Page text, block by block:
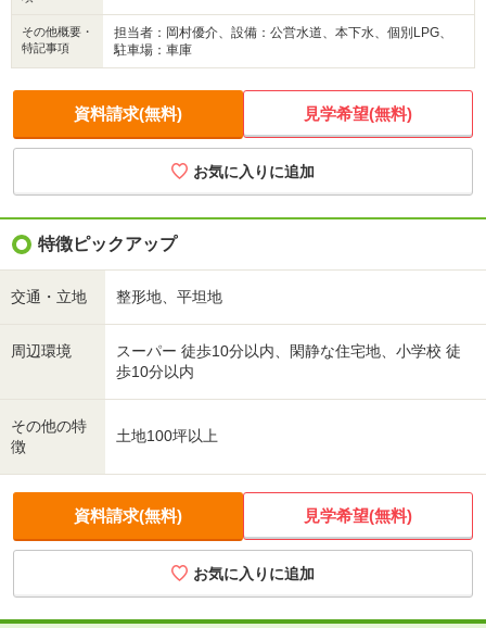
その他概要・
特記事項
担当者：岡村優介、設備：公営水道、本下水、個別LPG、
駐車場：車庫
資料請求(無料) 見学希望(無料)
特徴ピックアップ
交通・立地 整形地、平坦地
周辺環境
スーパー 徒歩10分以内、閑静な住宅地、小学校 徒
歩10分以内
その他の特
徴
土地100坪以上
資料請求(無料) 見学希望(無料)